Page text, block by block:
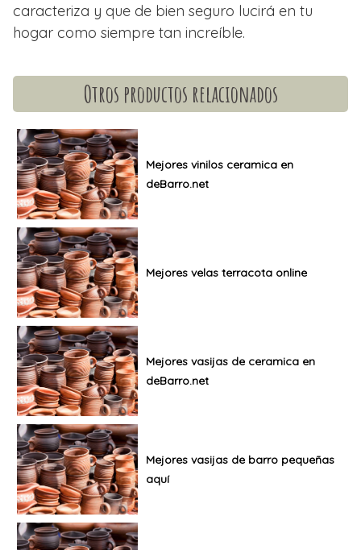
caracteriza y que de bien seguro lucirá en tu
hogar como siempre tan increíble.
Otros productos relacionados
Mejores vinilos ceramica en
deBarro.net
Mejores velas terracota online
Mejores vasijas de ceramica en
deBarro.net
Mejores vasijas de barro pequeñas
aquí